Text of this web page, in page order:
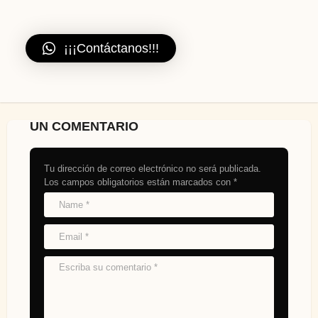
¡¡¡Contáctanos!!!
UN COMENTARIO
Tu dirección de correo electrónico no será publicada.
Los campos obligatorios están marcados con *